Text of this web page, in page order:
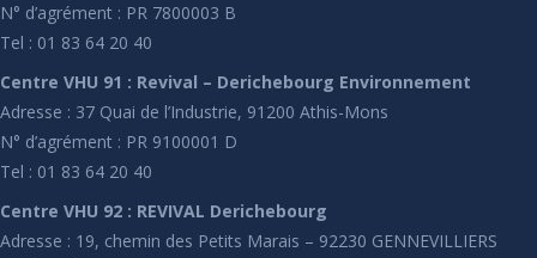
N° d’agrément : PR 7800003 B
Tel : 01 83 64 20 40
Centre VHU 91 : Revival – Derichebourg Environnement
Adresse : 37 Quai de l’Industrie, 91200 Athis-Mons
N° d’agrément : PR 9100001 D
Tel : 01 83 64 20 40
Centre VHU 92 : REVIVAL Derichebourg
Adresse : 19, chemin des Petits Marais – 92230 GENNEVILLIERS